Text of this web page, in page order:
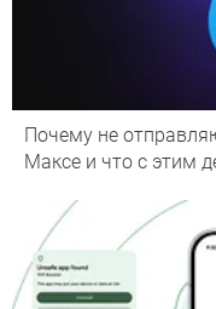
Почему не
Максе и что с этим